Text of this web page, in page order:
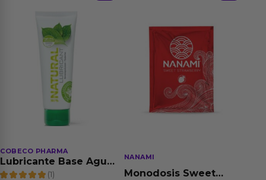
COBECO PHARMA
Lubricante Base Agua
100% Natural 125 ml
(1)
NANAMI
Monodosis Sweet